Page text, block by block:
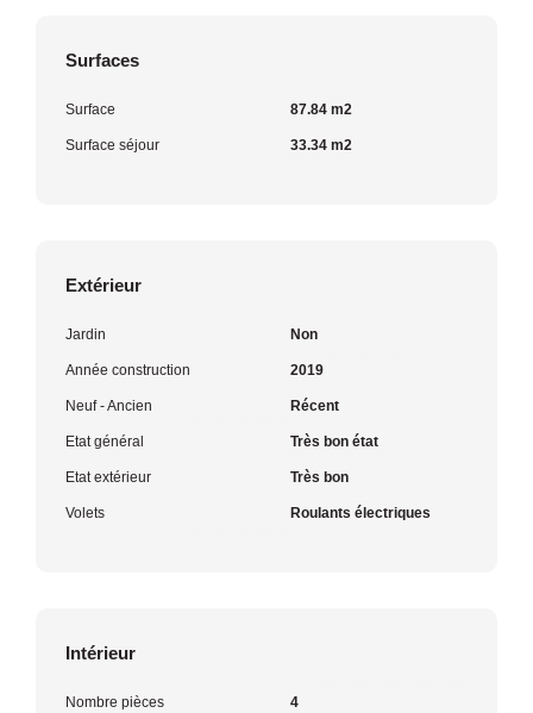
Surfaces
Surface 87.84 m2
Surface séjour 33.34 m2
Extérieur
Jardin Non
Année construction 2019
Neuf - Ancien Récent
Etat général Très bon état
Etat extérieur Très bon
Volets Roulants électriques
Intérieur
Nombre pièces 4